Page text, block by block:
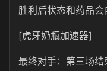
胜利后状态和药品会
[虎牙奶瓶加速器]
最终对手：第三场